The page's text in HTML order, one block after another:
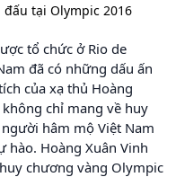
tại Olympic 2016
tổ chức ở Rio de
đã có những dấu ấn
của xạ thủ Hoàng
chỉ mang về huy
hâm mộ Việt Nam
hào. Hoàng Xuân Vinh
chương vàng Olympic